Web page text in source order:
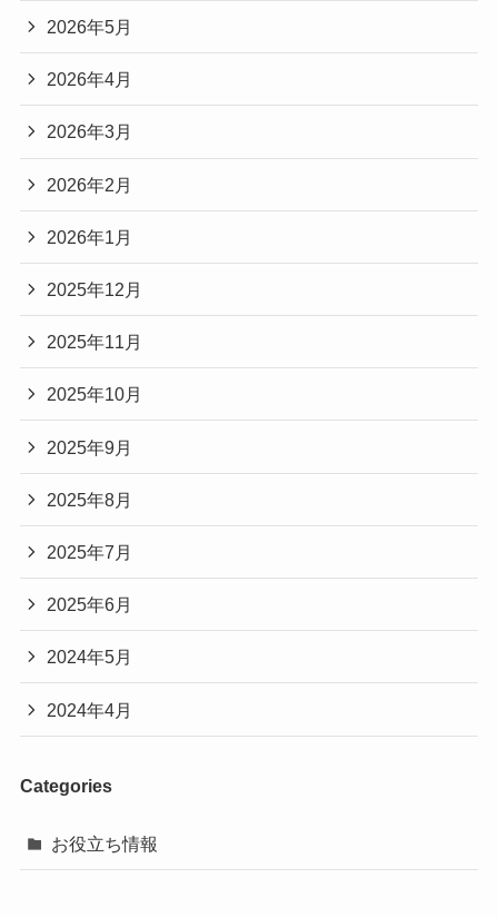
2026年5月
2026年4月
2026年3月
2026年2月
2026年1月
2025年12月
2025年11月
2025年10月
2025年9月
2025年8月
2025年7月
2025年6月
2024年5月
2024年4月
Categories
お役立ち情報